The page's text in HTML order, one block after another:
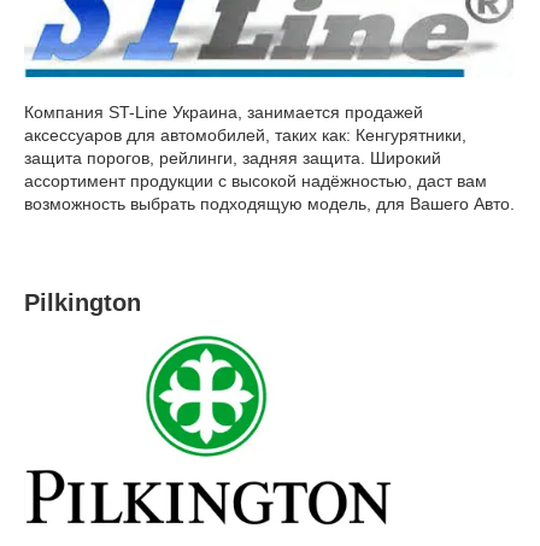
Компания ST-Line Украина, занимается продажей
аксессуаров для автомобилей, таких как: Кенгурятники,
защита порогов, рейлинги, задняя защита. Широкий
ассортимент продукции с высокой надёжностью, даст вам
возможность выбрать подходящую модель, для Вашего Авто.
Pilkington